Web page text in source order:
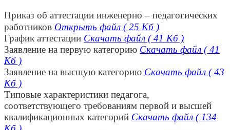
Приказ об аттестации инженерно– педагогических
работников Открыть файл ( 25 Kб )
График аттестации Скачать файл ( 41 Kб )
Заявление на первую категорию Скачать файл ( 41
Kб )
Заявление на высшую категорию Скачать файл ( 43
Kб )
Типовые характеристики педагога,
соответствующего требованиям первой и высшей
квалификационных категорий Скачать файл ( 134